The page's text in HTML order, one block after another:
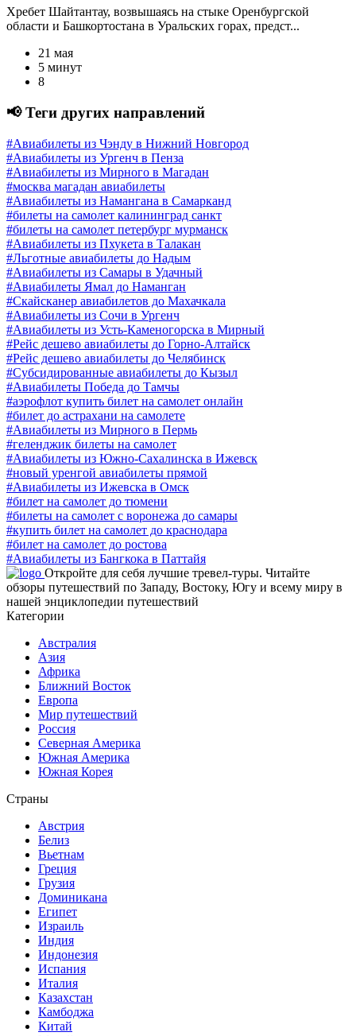
Хребет Шайтантау, возвышаясь на стыке Оренбургской
области и Башкортостана в Уральских горах, предст...
21 мая
5 минут
8
📢 Теги других направлений
#Авиабилеты из Чэнду в Нижний Новгород
#Авиабилеты из Ургенч в Пенза
#Авиабилеты из Мирного в Магадан
#москва магадан авиабилеты
#Авиабилеты из Намангана в Самарканд
#билеты на самолет калининград санкт
#билеты на самолет петербург мурманск
#Авиабилеты из Пхукета в Талакан
#Льготные авиабилеты до Надым
#Авиабилеты из Самары в Удачный
#Авиабилеты Ямал до Наманган
#Скайсканер авиабилетов до Махачкала
#Авиабилеты из Сочи в Ургенч
#Авиабилеты из Усть-Каменогорска в Мирный
#Рейс дешево авиабилеты до Горно-Алтайск
#Рейс дешево авиабилеты до Челябинск
#Субсидированные авиабилеты до Кызыл
#Авиабилеты Победа до Тамчы
#аэрофлот купить билет на самолет онлайн
#билет до астрахани на самолете
#Авиабилеты из Мирного в Пермь
#геленджик билеты на самолет
#Авиабилеты из Южно-Сахалинска в Ижевск
#новый уренгой авиабилеты прямой
#Авиабилеты из Ижевска в Омск
#билет на самолет до тюмени
#билеты на самолет с воронежа до самары
#купить билет на самолет до краснодара
#билет на самолет до ростова
#Авиабилеты из Бангкока в Паттайя
Откройте для себя лучшие тревел-туры. Читайте
обзоры путешествий по Западу, Востоку, Югу и всему миру в
нашей энциклопедии путешествий
Категории
Австралия
Азия
Африка
Ближний Восток
Европа
Мир путешествий
Россия
Северная Америка
Южная Америка
Южная Корея
Страны
Австрия
Белиз
Вьетнам
Греция
Грузия
Доминикана
Египет
Израиль
Индия
Индонезия
Испания
Италия
Казахстан
Камбоджа
Китай